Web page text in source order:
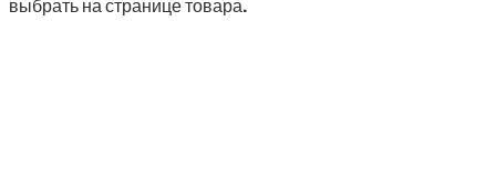
выбрать на странице товара.